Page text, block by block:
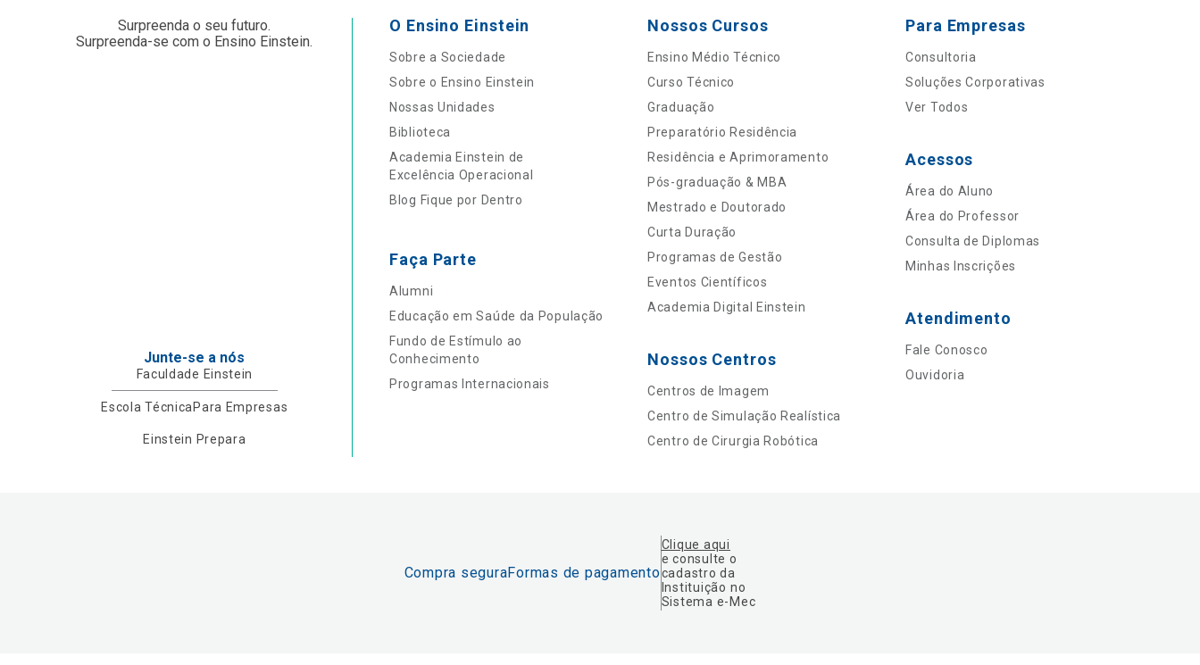
Surpreenda o seu futuro.
Surpreenda-se com o Ensino Einstein.
Junte-se a nós
Faculdade Einstein
Escola Técnica Para Empresas
Einstein Prepara
O Ensino Einstein
Sobre a Sociedade
Sobre o Ensino Einstein
Nossas Unidades
Biblioteca
Academia Einstein de
Excelência Operacional
Blog Fique por Dentro
Faça Parte
Alumni
Educação em Saúde da População
Fundo de Estímulo ao
Conhecimento
Programas Internacionais
Nossos Cursos
Ensino Médio Técnico
Curso Técnico
Graduação
Preparatório Residência
Residência e Aprimoramento
Pós-graduação & MBA
Mestrado e Doutorado
Curta Duração
Programas de Gestão
Eventos Científicos
Academia Digital Einstein
Nossos Centros
Centros de Imagem
Centro de Simulação Realística
Centro de Cirurgia Robótica
Para Empresas
Consultoria
Soluções Corporativas
Ver Todos
Acessos
Área do Aluno
Área do Professor
Consulta de Diplomas
Minhas Inscrições
Atendimento
Fale Conosco
Ouvidoria
Compra seguraFormas de pagamento
Clique aqui
e consulte o
cadastro da
Instituição no
Sistema e-Mec